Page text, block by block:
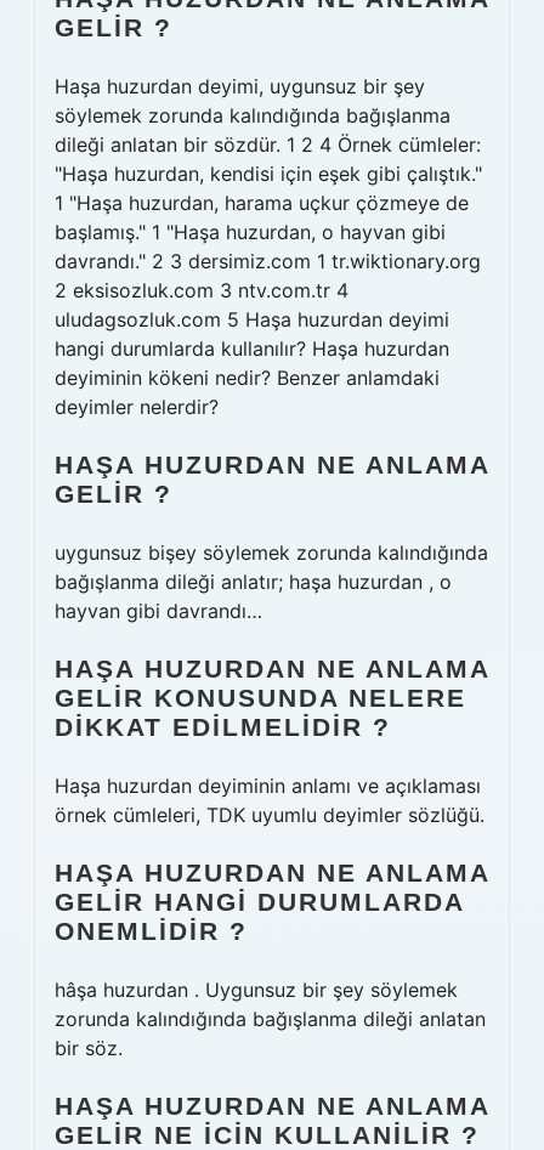
GELIR ?
Haşa huzurdan deyimi, uygunsuz bir şey
söylemek zorunda kalındığında bağışlanma
dileği anlatan bir sözdür. 1 2 4 Örnek cümleler:
"Haşa huzurdan, kendisi için eşek gibi çalıştık."
1 "Haşa huzurdan, harama uçkur çözmeye de
başlamış." 1 "Haşa huzurdan, o hayvan gibi
davrandı." 2 3 dersimiz.com 1 tr.wiktionary.org
2 eksisozluk.com 3 ntv.com.tr 4
uludagsozluk.com 5 Haşa huzurdan deyimi
hangi durumlarda kullanılır? Haşa huzurdan
deyiminin kökeni nedir? Benzer anlamdaki
deyimler nelerdir?
HAŞA HUZURDAN NE ANLAMA
GELIR ?
uygunsuz bişey söylemek zorunda kalındığında
bağışlanma dileği anlatır; haşa huzurdan , o
hayvan gibi davrandı…
HAŞA HUZURDAN NE ANLAMA
GELIR KONUSUNDA NELERE
DIKKAT EDILMELIDIR ?
Haşa huzurdan deyiminin anlamı ve açıklaması
örnek cümleleri, TDK uyumlu deyimler sözlüğü.
HAŞA HUZURDAN NE ANLAMA
GELIR HANGI DURUMLARDA
ONEMLIDIR ?
hâşa huzurdan . Uygunsuz bir şey söylemek
zorunda kalındığında bağışlanma dileği anlatan
bir söz.
HAŞA HUZURDAN NE ANLAMA
GELIR NE ICIN KULLANILIR ?